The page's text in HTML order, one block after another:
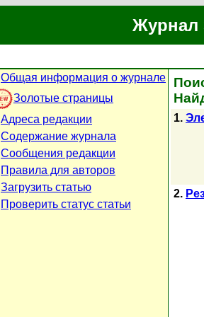
Журнал
Общая информация о журнале
Золотые страницы
Адреса редакции
Содержание журнала
Сообщения редакции
Правила для авторов
Загрузить статью
Проверить статус статьи
1.
2.